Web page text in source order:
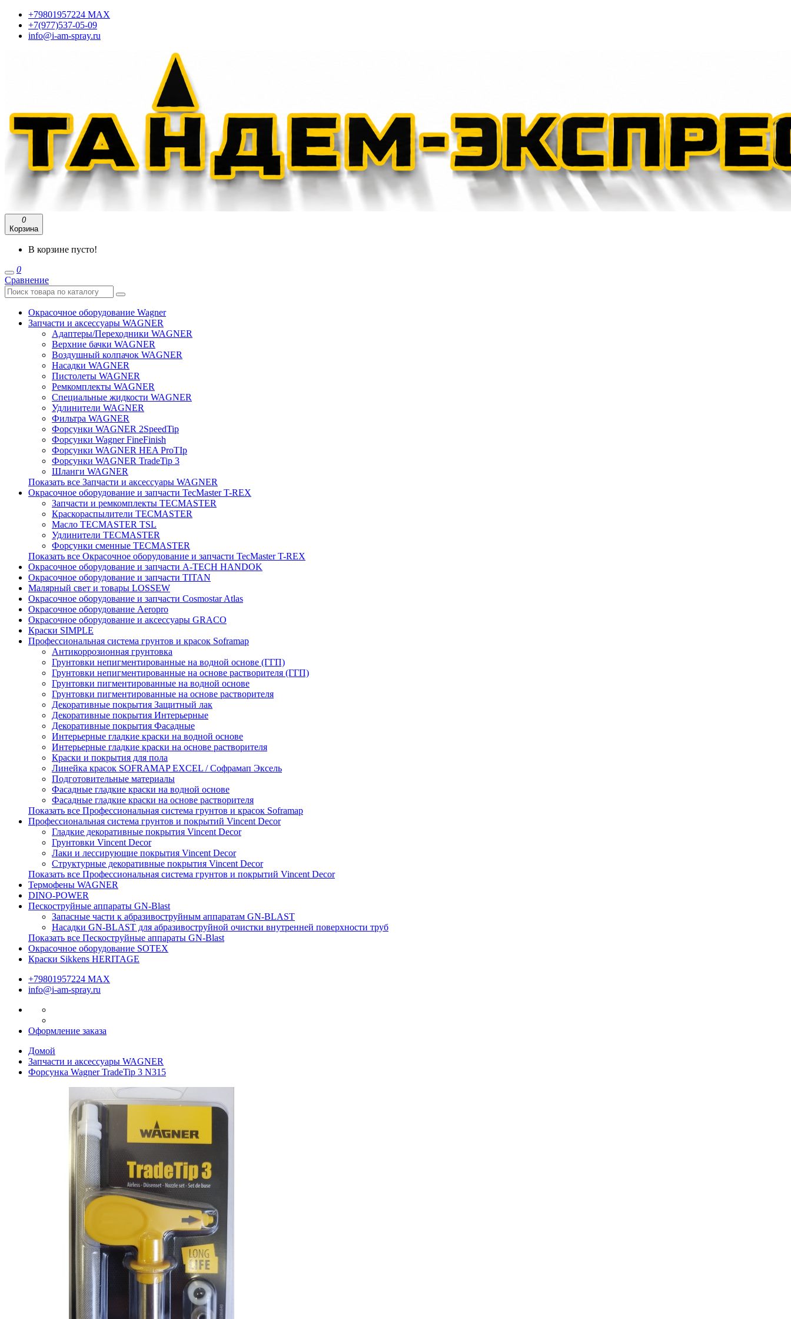
+79801957224 МАХ
+7(977)537-05-09
info@i-am-spray.ru
0
Корзина
В корзине пусто!
0
Сравнение
Окрасочное оборудование Wagner
Запчасти и аксессуары WAGNER
Адаптеры/Переходники WAGNER
Верхние бачки WAGNER
Воздушный колпачок WAGNER
Насадки WAGNER
Пистолеты WAGNER
Ремкомплекты WAGNER
Специальные жидкости WAGNER
Удлинители WAGNER
Фильтра WAGNER
Форсунки WAGNER 2SpeedTip
Форсунки Wagner FineFinish
Форсунки WAGNER HEA ProTIp
Форсунки WAGNER TradeTip 3
Шланги WAGNER
Показать все Запчасти и аксессуары WAGNER
Окрасочное оборудование и запчасти TecMaster T-REX
Запчасти и ремкомплекты TECMASTER
Краскораспылители TECMASTER
Масло TECMASTER TSL
Удлинители TECMASTER
Форсунки сменные TECMASTER
Показать все Окрасочное оборудование и запчасти TecMaster T-REX
Окрасочное оборудование и запчасти A-TECH HANDOK
Окрасочное оборудование и запчасти TITAN
Малярный свет и товары LOSSEW
Окрасочное оборудование и запчасти Cosmostar Atlas
Окрасочное оборудование Aeropro
Окрасочное оборудование и аксессуары GRACO
Краски SIMPLE
Профессиональная система грунтов и красок Soframap
Антикоррозионная грунтовка
Грунтовки непигментированные на водной основе (ГГП)
Грунтовки непигментированные на основе растворителя (ГГП)
Грунтовки пигментированные на водной основе
Грунтовки пигментированные на основе растворителя
Декоративные покрытия Защитный лак
Декоративные покрытия Интерьерные
Декоративные покрытия Фасадные
Интерьерные гладкие краски на водной основе
Интерьерные гладкие краски на основе растворителя
Краски и покрытия для пола
Линейка красок SOFRAMAP EXCEL / Софрамап Эксель
Подготовительные материалы
Фасадные гладкие краски на водной основе
Фасадные гладкие краски на основе растворителя
Показать все Профессиональная система грунтов и красок Soframap
Профессиональная система грунтов и покрытий Vincent Decor
Гладкие декоративные покрытия Vincent Decor
Грунтовки Vincent Decor
Лаки и лессирующие покрытия Vincent Decor
Структурные декоративные покрытия Vincent Decor
Показать все Профессиональная система грунтов и покрытий Vincent Decor
Термофены WAGNER
DINO-POWER
Пескоструйные аппараты GN-Blast
Запасные части к абразивоструйным аппаратам GN-BLAST
Насадки GN-BLAST для абразивоструйной очистки внутренней поверхности труб
Показать все Пескоструйные аппараты GN-Blast
Окрасочное оборудование SOTEX
Краски Sikkens HERITAGE
+79801957224 МАХ
info@i-am-spray.ru
Оформление заказа
Домой
Запчасти и аксессуары WAGNER
Форсунка Wagner TradeTip 3 N315